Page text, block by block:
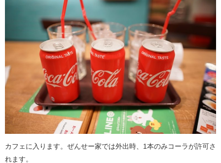
カフェに入ります。ぜんせー家では外出時、1本のみコーラが許可さ
れます。